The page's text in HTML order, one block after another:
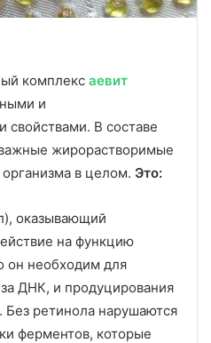
комплекс аевит
и
В составе
жирорастворимые
в целом. Это:
оказывающий
на функцию
он необходим для
ДНК, и продуцирования
Без ретинола нарушаются
ферментов, которые